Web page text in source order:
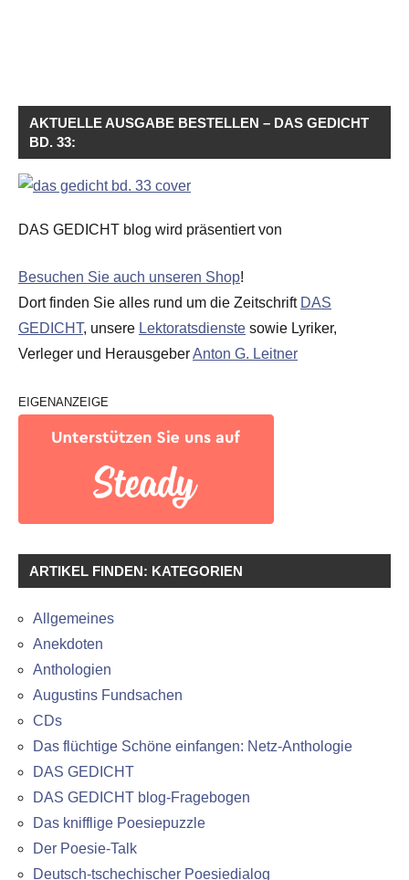
AKTUELLE AUSGABE BESTELLEN – DAS GEDICHT
BD. 33:
DAS GEDICHT blog wird präsentiert von
Besuchen Sie auch unseren Shop!
Dort finden Sie alles rund um die Zeitschrift DAS
GEDICHT, unsere Lektoratsdienste sowie Lyriker,
Verleger und HerausgeberAnton G. Leitner
EIGENANZEIGE
ARTIKEL FINDEN: KATEGORIEN
Allgemeines
Anekdoten
Anthologien
Augustins Fundsachen
CDs
Das flüchtige Schöne einfangen: Netz-Anthologie
DAS GEDICHT
DAS GEDICHT blog-Fragebogen
Das knifflige Poesiepuzzle
Der Poesie-Talk
Deutsch-tschechischer Poesiedialog